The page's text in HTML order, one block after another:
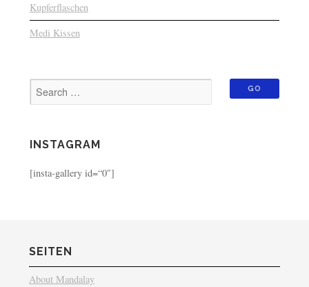
Kupferflaschen
Medi Kissen
INSTAGRAM
[insta-gallery id=“0″]
SEITEN
About Mandalay